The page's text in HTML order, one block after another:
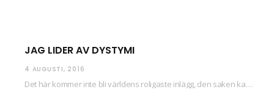
JAG LIDER AV DYSTYMI
4 AUGUSTI, 2016
Det här kommer inte bli världens roligaste inlägg, den saken kan ni räkna med. Det…